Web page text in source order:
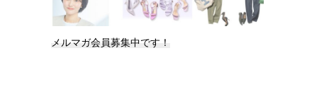
メルマガ会員募集中です！